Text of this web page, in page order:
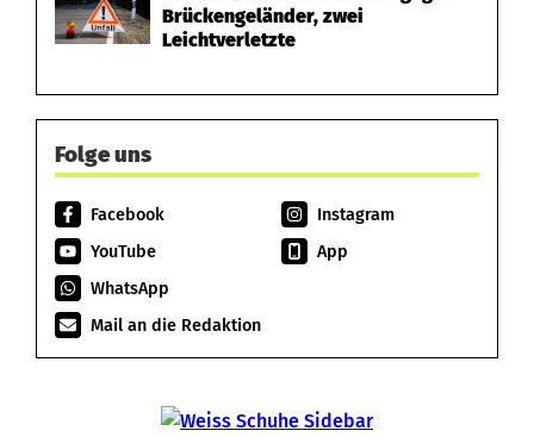
Brückengeländer, zwei
Leichtverletzte
Folge uns
Facebook
Instagram
YouTube
App
WhatsApp
Mail an die Redaktion